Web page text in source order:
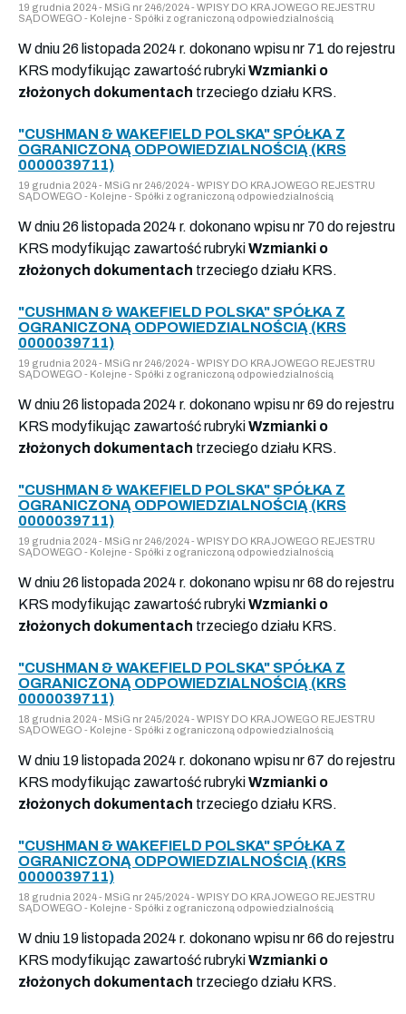
19 grudnia 2024 - MSiG nr 246/2024 - WPISY DO KRAJOWEGO REJESTRU
SĄDOWEGO - Kolejne - Spółki z ograniczoną odpowiedzialnością
W dniu 26 listopada 2024 r. dokonano wpisu nr 71 do rejestru
KRS modyfikując zawartość rubrykiWzmianki o
złożonych dokumentach trzeciego działu KRS.
"CUSHMAN & WAKEFIELD POLSKA" SPÓŁKA Z
OGRANICZONĄ ODPOWIEDZIALNOŚCIĄ (KRS
0000039711)
19 grudnia 2024 - MSiG nr 246/2024 - WPISY DO KRAJOWEGO REJESTRU
SĄDOWEGO - Kolejne - Spółki z ograniczoną odpowiedzialnością
W dniu 26 listopada 2024 r. dokonano wpisu nr 70 do rejestru
KRS modyfikując zawartość rubrykiWzmianki o
złożonych dokumentach trzeciego działu KRS.
"CUSHMAN & WAKEFIELD POLSKA" SPÓŁKA Z
OGRANICZONĄ ODPOWIEDZIALNOŚCIĄ (KRS
0000039711)
19 grudnia 2024 - MSiG nr 246/2024 - WPISY DO KRAJOWEGO REJESTRU
SĄDOWEGO - Kolejne - Spółki z ograniczoną odpowiedzialnością
W dniu 26 listopada 2024 r. dokonano wpisu nr 69 do rejestru
KRS modyfikując zawartość rubrykiWzmianki o
złożonych dokumentach trzeciego działu KRS.
"CUSHMAN & WAKEFIELD POLSKA" SPÓŁKA Z
OGRANICZONĄ ODPOWIEDZIALNOŚCIĄ (KRS
0000039711)
19 grudnia 2024 - MSiG nr 246/2024 - WPISY DO KRAJOWEGO REJESTRU
SĄDOWEGO - Kolejne - Spółki z ograniczoną odpowiedzialnością
W dniu 26 listopada 2024 r. dokonano wpisu nr 68 do rejestru
KRS modyfikując zawartość rubrykiWzmianki o
złożonych dokumentach trzeciego działu KRS.
"CUSHMAN & WAKEFIELD POLSKA" SPÓŁKA Z
OGRANICZONĄ ODPOWIEDZIALNOŚCIĄ (KRS
0000039711)
18 grudnia 2024 - MSiG nr 245/2024 - WPISY DO KRAJOWEGO REJESTRU
SĄDOWEGO - Kolejne - Spółki z ograniczoną odpowiedzialnością
W dniu 19 listopada 2024 r. dokonano wpisu nr 67 do rejestru
KRS modyfikując zawartość rubrykiWzmianki o
złożonych dokumentach trzeciego działu KRS.
"CUSHMAN & WAKEFIELD POLSKA" SPÓŁKA Z
OGRANICZONĄ ODPOWIEDZIALNOŚCIĄ (KRS
0000039711)
18 grudnia 2024 - MSiG nr 245/2024 - WPISY DO KRAJOWEGO REJESTRU
SĄDOWEGO - Kolejne - Spółki z ograniczoną odpowiedzialnością
W dniu 19 listopada 2024 r. dokonano wpisu nr 66 do rejestru
KRS modyfikując zawartość rubrykiWzmianki o
złożonych dokumentach trzeciego działu KRS.